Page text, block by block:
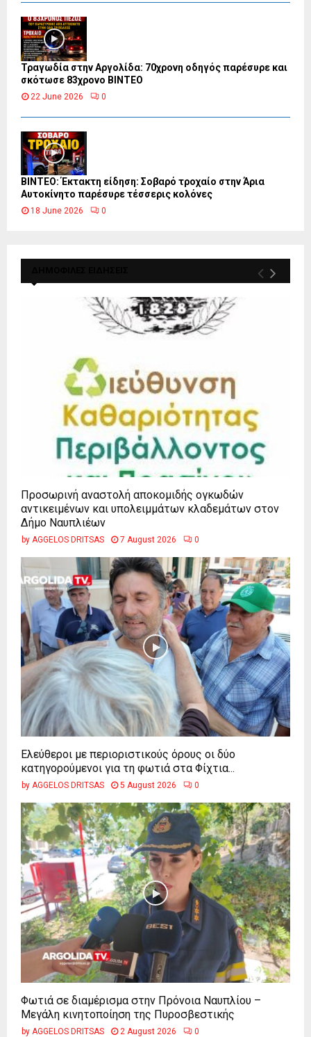
Τραγωδία στην Αργολίδα: 70χρονη οδηγός παρέσυρε και
σκότωσε 83χρονο ΒΙΝΤΕΟ
22 June 2026 0
ΒΙΝΤΕΟ: Έκτακτη είδηση: Σοβαρό τροχαίο στην Άρια
Αυτοκίνητο παρέσυρε τέσσερις κολόνες
18 June 2026 0
Προσωρινή αναστολή αποκομιδής ογκωδών
αντικειμένων και υπολειμμάτων κλαδεμάτων στον
Δήμο Ναυπλιέων
by AGGELOS DRITSAS 7 August 2026 0
Ελεύθεροι με περιοριστικούς όρους οι δύο
κατηγορούμενοι για τη φωτιά στα Φίχτια...
by AGGELOS DRITSAS 5 August 2026 0
Φωτιά σε διαμέρισμα στην Πρόνοια Ναυπλίου –
Μεγάλη κινητοποίηση της Πυροσβεστικής
by AGGELOS DRITSAS 2 August 2026 0